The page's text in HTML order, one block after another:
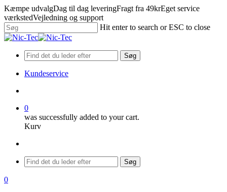
Skip
to
main
content
Kæmpe udvalgDag til dag leveringFragt fra 49krEget service
værkstedVejledning og support
Hit enter to search or ESC to close
Close
Søg
Kundeservice
0
was successfully added to your cart.
Kurv
Menu
Søg
search
0